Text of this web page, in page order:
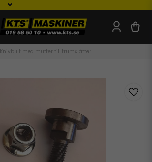
Knivbult med mutter till trumslåtter